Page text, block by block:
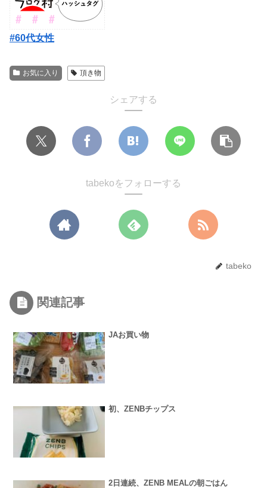
#60代女性
お気に入り 頂き物
シェアする
tabekoをフォローする
tabeko
関連記事
JAお買い物
初、ZENBチップス
2日連続、ZENB MEALの朝ごはん